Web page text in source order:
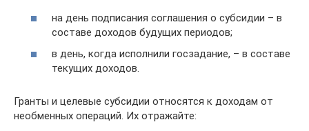
на день подписания соглашения о субсидии – в
составе доходов будущих периодов;
в день, когда исполнили госзадание, – в составе
текущих доходов.
Гранты и целевые субсидии относятся к доходам от
необменных операций. Их отражайте: